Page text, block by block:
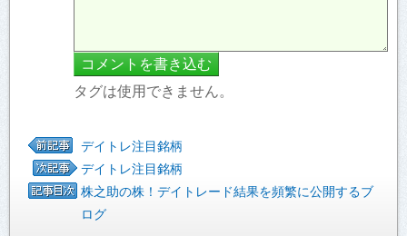
タグは使用できません。
デイトレ注目銘柄
デイトレ注目銘柄
株之助の株！デイトレード結果を頻繁に公開するブ
ログ